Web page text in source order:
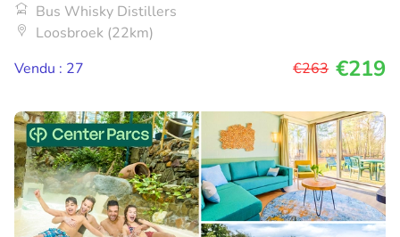
Bus Whisky Distillers
Loosbroek (22km)
Vendu : 27
€263 €219